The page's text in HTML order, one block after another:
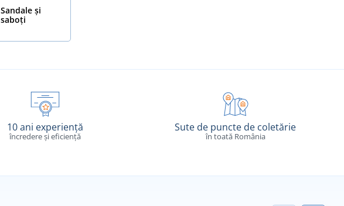
Sandale și
saboți
10 ani experiență
încredere și eficiență
Sute de puncte de coletărie
în toată România